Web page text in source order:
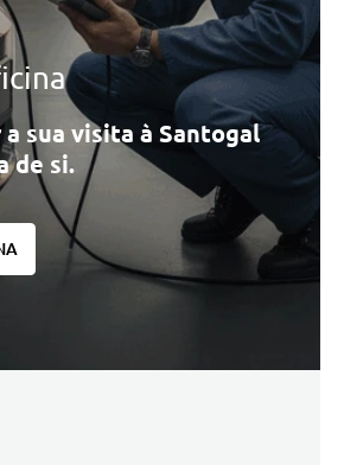
a sua visita à Santogal
de si.